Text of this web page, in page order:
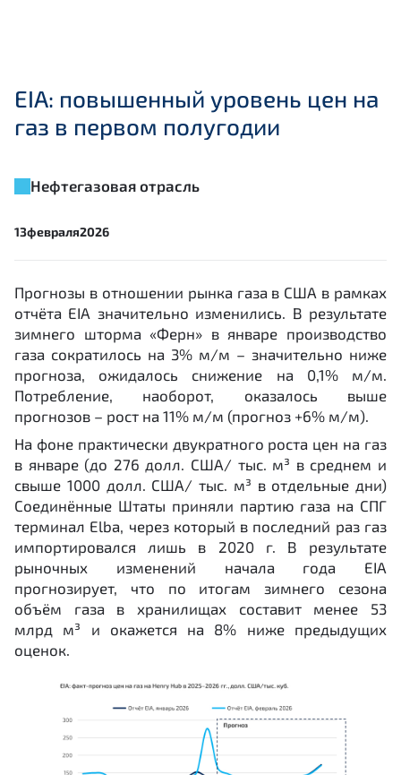
EIA: повышенный уровень цен на
газ в первом полугодии
Нефтегазовая отрасль
13февраля2026
Прогнозы в отношении рынка газа в США в рамках
отчёта EIA значительно изменились. В результате
зимнего шторма «Ферн» в январе производство
газа сократилось на 3% м/м – значительно ниже
прогноза, ожидалось снижение на 0,1% м/м.
Потребление, наоборот, оказалось выше
прогнозов – рост на 11% м/м (прогноз +6% м/м).
На фоне практически двукратного роста цен на газ
в январе (до 276 долл. США/ тыс. м³ в среднем и
свыше 1000 долл. США/ тыс. м³ в отдельные дни)
Соединённые Штаты приняли партию газа на СПГ
терминал Elba, через который в последний раз газ
импортировался лишь в 2020 г. В результате
рыночных изменений начала года EIA
прогнозирует, что по итогам зимнего сезона
объём газа в хранилищах составит менее 53
млрд м³ и окажется на 8% ниже предыдущих
оценок.